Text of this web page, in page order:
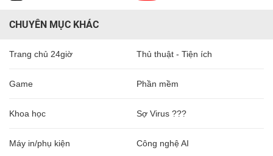
CHUYÊN MỤC KHÁC
Trang chủ 24giờ Thủ thuật - Tiện ích
Game Phần mềm
Khoa học Sợ Virus ???
Máy in/phụ kiện Công nghệ AI